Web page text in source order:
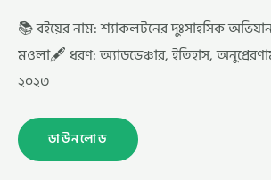
📚 বইয়ের নাম: শ্যাকলটনের দুঃসাহসিক
মওলা🖋️ ধরণ: অ্যাডভেঞ্চার, ইতিহাস,
২০২৩
ডাউনলোড